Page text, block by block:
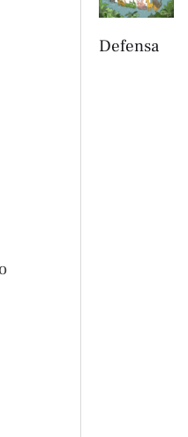
Defensa